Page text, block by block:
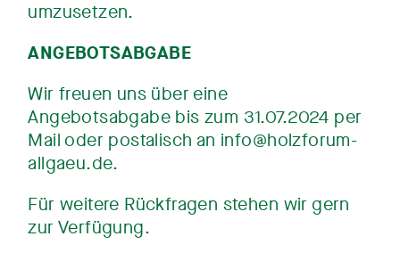
umzusetzen.
ANGEBOTSABGABE
Wir freuen uns über eine
Angebotsabgabe bis zum 31.07.2024 per
Mail oder postalisch an info@holzforum-
allgaeu.de.
Für weitere Rückfragen stehen wir gern
zur Verfügung.